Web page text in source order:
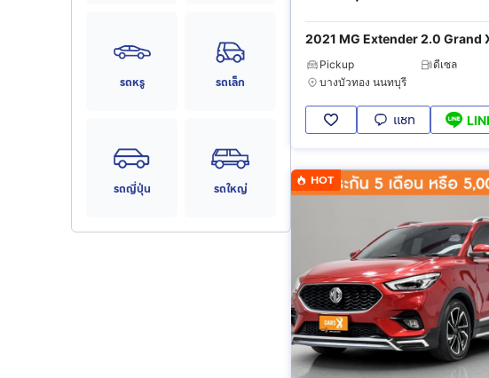
รถหรู รถเล็ก
รถญี่ปุ่น รถใหญ่
2021 MG Extender 2.0 Grand
Pickup
ดีเซล
บางบัวทอง นนทบุรี
แชท
HOT